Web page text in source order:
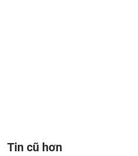
Tin cũ hơn